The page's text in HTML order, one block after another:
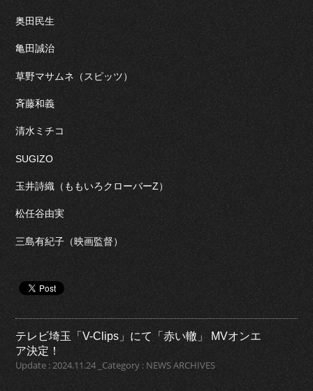
奥田民生
亀田誠治
草野マサムネ（スピッツ）
斉藤和義
清水ミチコ
SUGIZO
玉井詩織（ももいろクローバーZ）
松任谷由実
三島有紀子（映画監督）
テレビ埼玉「V-Clips」にて「赤い轍」 MVオンエ
ア決定！
Update : 2024.11.24 _Category : NEWS ARCHIVES